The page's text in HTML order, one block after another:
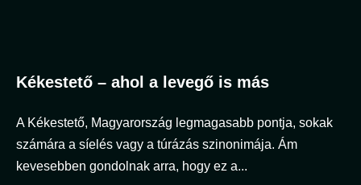
Kékestető – ahol a levegő is más
A Kékestető, Magyarország legmagasabb pontja, sokak
számára a síelés vagy a túrázás szinonimája. Ám
kevesebben gondolnak arra, hogy ez a